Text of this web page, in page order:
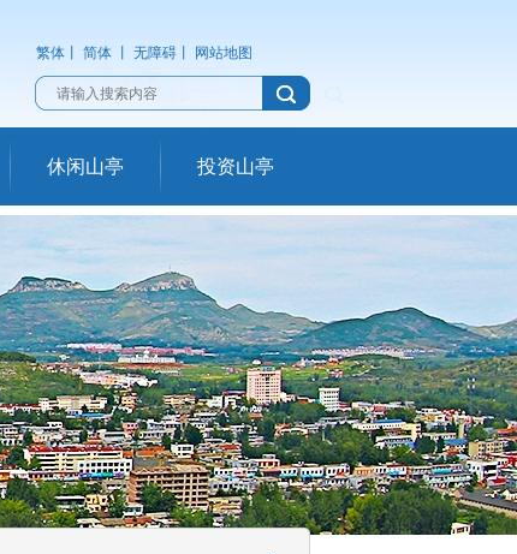
繁体 简体 无障碍 网站地图
休闲山亭 投资山亭